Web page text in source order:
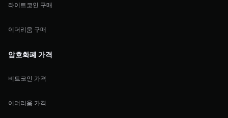
라이트코인 구매
이더리움 구매
암호화폐 가격
비트코인 가격
이더리움 가격